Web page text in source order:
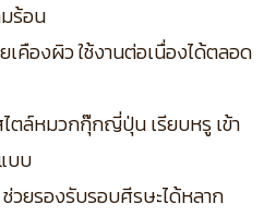
ร้อน
เคืองผิว ใช้งานต่อเนื่องได้ตลอด
ตล์หมวกกุ๊กญี่ปุ่น เรียบหรู เข้า
บบ
ช่วยรองรับรอบศีรษะได้หลาก